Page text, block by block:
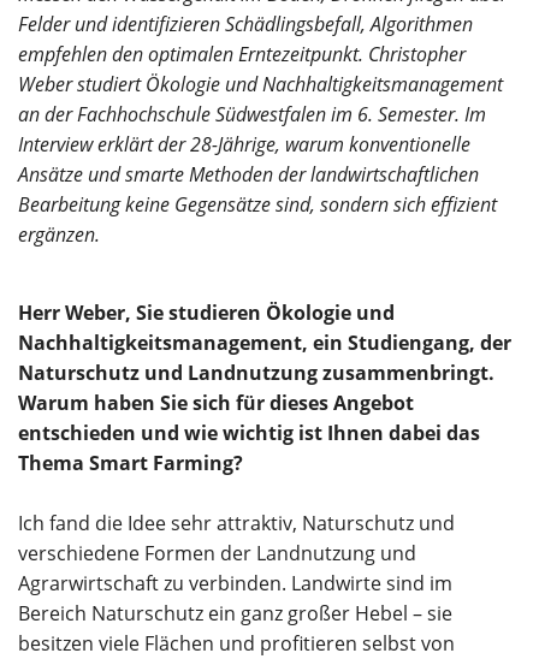
Felder und identifizieren Schädlingsbefall, Algorithmen
empfehlen den optimalen Erntezeitpunkt. Christopher
Weber studiert Ökologie und Nachhaltigkeitsmanagement
an der Fachhochschule Südwestfalen im 6. Semester. Im
Interview erklärt der 28-Jährige, warum konventionelle
Ansätze und smarte Methoden der landwirtschaftlichen
Bearbeitung keine Gegensätze sind, sondern sich effizient
ergänzen.
Herr Weber, Sie studieren Ökologie und
Nachhaltigkeitsmanagement, ein Studiengang, der
Naturschutz und Landnutzung zusammenbringt.
Warum haben Sie sich für dieses Angebot
entschieden und wie wichtig ist Ihnen dabei das
Thema Smart Farming?
Ich fand die Idee sehr attraktiv, Naturschutz und
verschiedene Formen der Landnutzung und
Agrarwirtschaft zu verbinden. Landwirte sind im
Bereich Naturschutz ein ganz großer Hebel – sie
besitzen viele Flächen und profitieren selbst von